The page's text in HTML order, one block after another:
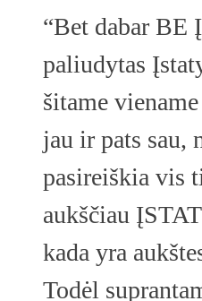
“Bet dabar BE
paliudytas
šitame
jau ir pats sau,
pasireiškia vis
aukščiau
kada yra
Todėl